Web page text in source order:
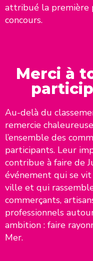
attribué la première
concours.
Merci à
Au-delà du
remercie
l’ensemble des
participants. Leur
contribue à faire de
événement qui se
ville et qui
commerçants,
professionnels
ambition : faire
Mer.